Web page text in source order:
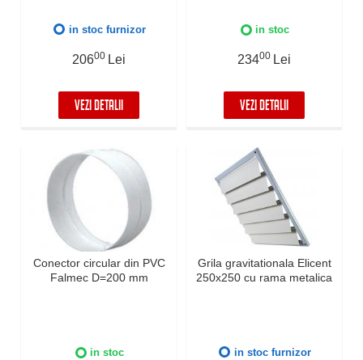
in stoc furnizor
20600 Lei
VEZI DETALII
in stoc
23400 Lei
VEZI DETALII
Conector circular din PVC
Falmec D=200 mm
in stoc
Grila gravitationala Elicent
250x250 cu rama metalica
in stoc furnizor